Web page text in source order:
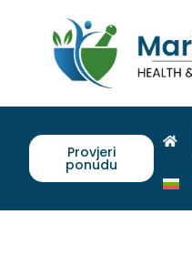
Provjeri
ponudu